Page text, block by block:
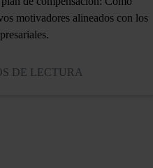
motivadores alineados con los
DE LECTURA